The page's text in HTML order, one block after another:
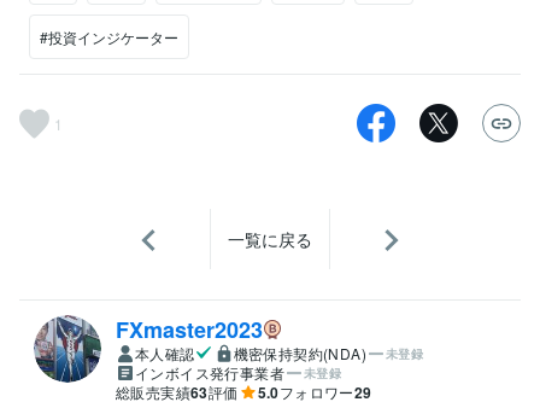
#投資インジケーター
1
一覧に戻る
FXmaster2023
本人確認 機密保持契約(NDA) 未登録
インボイス発行事業者 未登録
総販売実績63評価 5.0フォロワー29